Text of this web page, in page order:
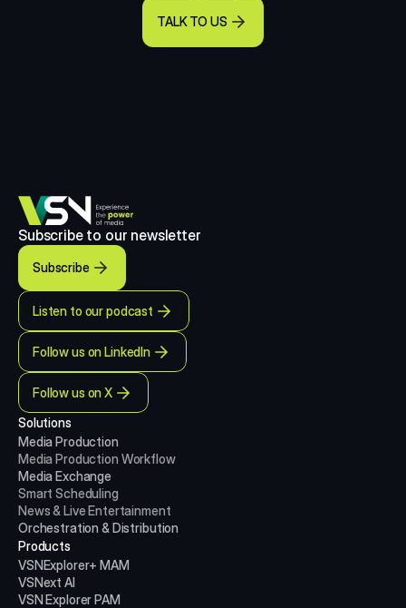
TALK TO US
Subscribe to our newsletter
Subscribe
Listen to our podcast
Follow us on LinkedIn
Follow us on X
Solutions
Media Production
Media Production Workflow
Media Exchange
Smart Scheduling
News & Live Entertainment
Orchestration & Distribution
Products
VSNExplorer+ MAM
VSNext AI
VSN Explorer PAM